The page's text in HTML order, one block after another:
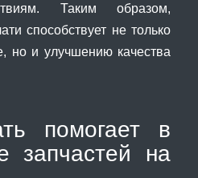
Таким образом,
способствует не только
но и улучшению качества
помогает в
запчастей на